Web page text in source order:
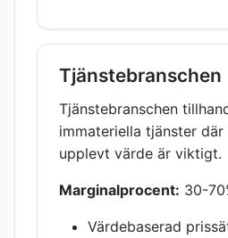
Tjänstebranschen
Tjänstebranschen
immateriella tjänster
upplevt värde är viktigt.
Marginalprocent: 30-
Värdebaserad